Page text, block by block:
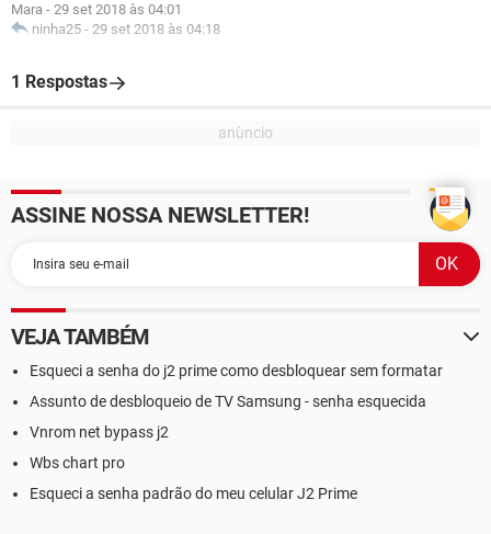
Mara - 29 set 2018 às 04:01
ninha25 - 29 set 2018 às 04:18
1 Respostas
ASSINE NOSSA NEWSLETTER!
VEJA TAMBÉM
Esqueci a senha do j2 prime como desbloquear sem formatar
Assunto de desbloqueio de TV Samsung - senha esquecida
Vnrom net bypass j2
Wbs chart pro
Esqueci a senha padrão do meu celular J2 Prime